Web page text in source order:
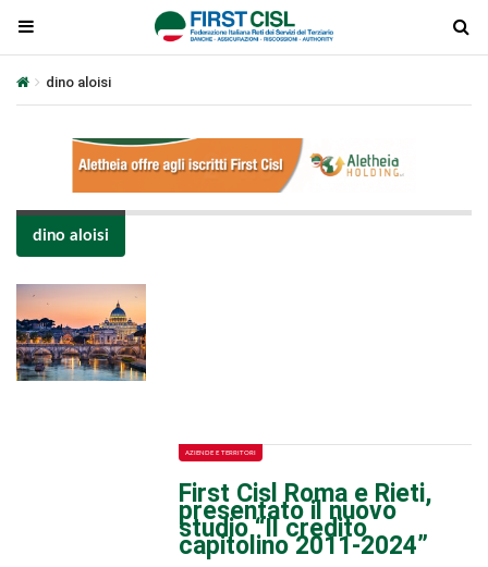
dino aloisi
dino aloisi
AZIENDE E TERRITORI
First Cisl Roma e Rieti,
presentato il nuovo
studio “Il credito
capitolino 2011-2024”